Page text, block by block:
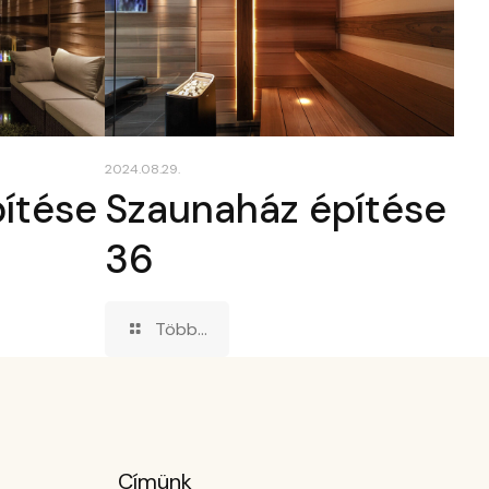
2024.08.29.
Szaunaház építése
36
Több...
Címünk